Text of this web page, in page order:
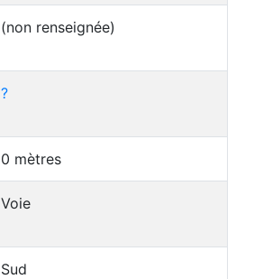
(non renseignée)
?
0 mètres
Voie
Sud